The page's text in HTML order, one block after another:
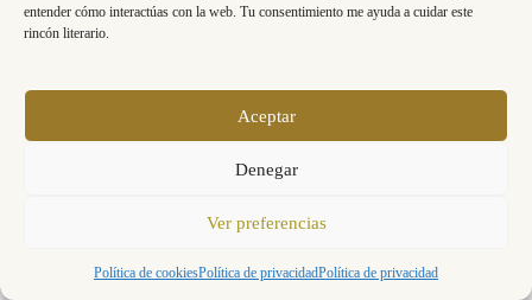
entender cómo interactúas con la web. Tu consentimiento me ayuda a cuidar este
rincón literario.
Aceptar
Denegar
Ver preferencias
Política de cookiesPolítica de privacidadPolítica de privacidad
Copyright © 2026 - Tema para WordPress de